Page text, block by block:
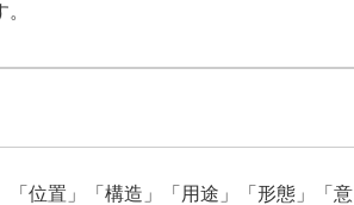
位置」「構造」「用途」「形態」「意